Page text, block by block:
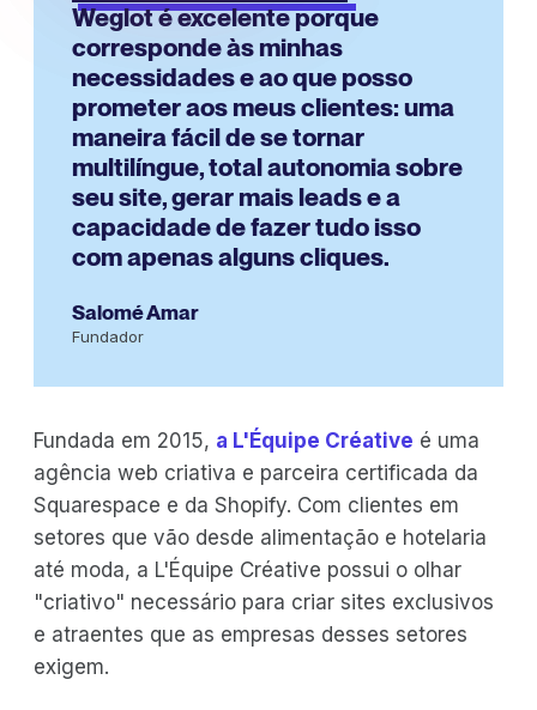
Weglot é excelente porque
corresponde às minhas
necessidades e ao que posso
prometer aos meus clientes: uma
maneira fácil de se tornar
multilíngue, total autonomia sobre
seu site, gerar mais leads e a
capacidade de fazer tudo isso
com apenas alguns cliques.
Salomé Amar
Fundador
Fundada em 2015, a L'Équipe Créative é uma
agência web criativa e parceira certificada da
Squarespace e da Shopify. Com clientes em
setores que vão desde alimentação e hotelaria
até moda, a L'Équipe Créative possui o olhar
"criativo" necessário para criar sites exclusivos
e atraentes que as empresas desses setores
exigem.